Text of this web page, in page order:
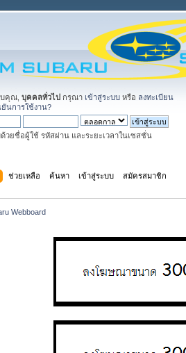
บคุณ,บุคคลทั่วไป กรุณา เข้าสู่ระบบ หรือ ลงทะเบียน
นการใช้งาน?
ด้วยชื่อผู้ใช้ รหัสผ่าน และระยะเวลาในเซสชั่น
ช่วยเหลือ ค้นหา เข้าสู่ระบบ สมัครสมาชิก
Webboard